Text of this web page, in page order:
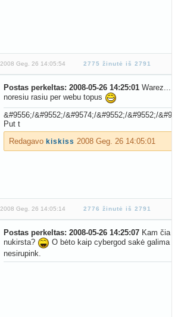
2008 Geg. 26 14:05:54 2775 žinutė iš 2791
Postas perkeltas: 2008-05-26 14:25:01
noresiu rasiu per webu topus
&#9556;/&#9552;/&#9574;/&#9552;/&#9552;/
Put t
Redagavo kiskiss 2008 Geg. 26 14:05:01
2008 Geg. 26 14:05:14 2776 žinutė iš 2791
Postas perkeltas: 2008-05-26 14:25:07 Kam čia po
nukirsta?
O bėto kaip cybergod sakė galima
nesirupink.